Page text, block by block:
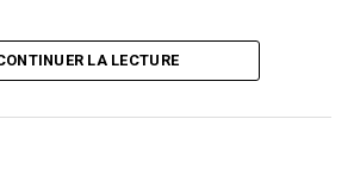
WhatsApp
Telegram
Partager
publics souffrent d’un
médecins spécialisés, déficit de
un manque d’accès de la
à des soins de qualité, surtout
LA LECTURE